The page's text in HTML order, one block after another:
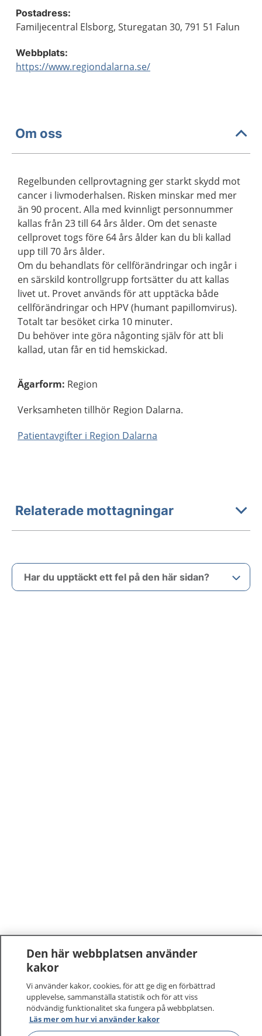
Postadress:
Familjecentral Elsborg, Sturegatan 30, 791 51 Falun
Webbplats:
https://www.regiondalarna.se/
Om oss
Regelbunden cellprovtagning ger starkt skydd mot
cancer i livmoderhalsen. Risken minskar med mer
än 90 procent. Alla med kvinnligt personnummer
kallas från 23 till 64 års ålder. Om det senaste
cellprovet togs före 64 års ålder kan du bli kallad
upp till 70 års ålder.
Om du behandlats för cellförändringar och ingår i
en särskild kontrollgrupp fortsätter du att kallas
livet ut. Provet används för att upptäcka både
cellförändringar och HPV (humant papillomvirus).
Totalt tar besöket cirka 10 minuter.
Du behöver inte göra någonting själv för att bli
kallad, utan får en tid hemskickad.
Ägarform: Region
Verksamheten tillhör Region Dalarna.
Patientavgifter i Region Dalarna
Relaterade mottagningar
Har du upptäckt ett fel på den här sidan?
Den här webbplatsen använder
kakor
Vi använder kakor, cookies, för att ge dig en förbättrad
upplevelse, sammanställa statistik och för att viss
nödvändig funktionalitet ska fungera på webbplatsen.
Läs mer om hur vi använder kakor